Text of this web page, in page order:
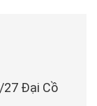
27 Đại Cồ